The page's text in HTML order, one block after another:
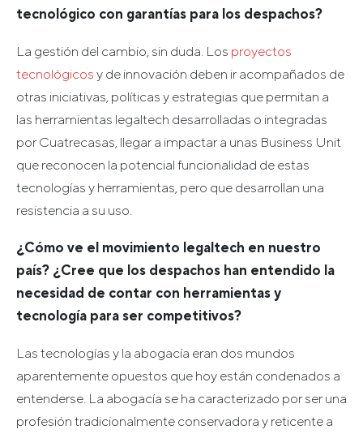
tecnológico con garantías para los despachos?
La gestión del cambio, sin duda. Los proyectos
tecnológicos y de innovación deben ir acompañados de
otras iniciativas, políticas y estrategias que permitan a
las herramientas legaltech desarrolladas o integradas
por Cuatrecasas, llegar a impactar a unas Business Unit
que reconocen la potencial funcionalidad de estas
tecnologías y herramientas, pero que desarrollan una
resistencia a su uso.
¿Cómo ve el movimiento legaltech en nuestro
país? ¿Cree que los despachos han entendido la
necesidad de contar con herramientas y
tecnología para ser competitivos?
Las tecnologías y la abogacía eran dos mundos
aparentemente opuestos que hoy están condenados a
entenderse. La abogacía se ha caracterizado por ser una
profesión tradicionalmente conservadora y reticente a